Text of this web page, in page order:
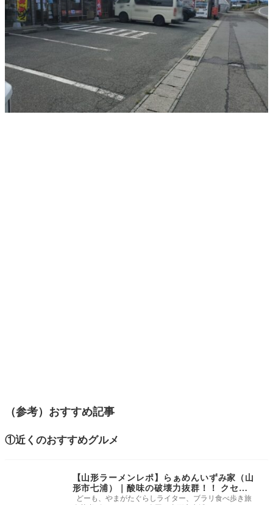
（参考）おすすめ記事
①近くのおすすめグルメ
【山形ラーメンレポ】らぁめんいずみ家（山
形市七浦）｜酸味の破壊力抜群！！ クセに
なる特製つけ麺を頂きました。
どーも、やまがたぐらしライター、ブラリ食べ歩き旅